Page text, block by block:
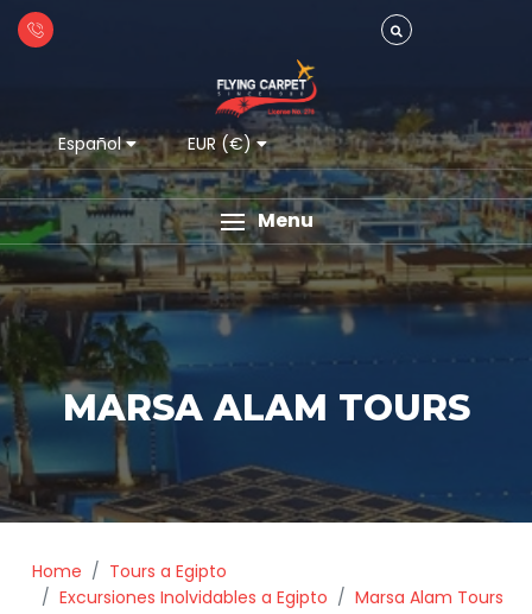
Español EUR (€)
Menu
MARSA ALAM TOURS
Home
Tours a Egipto
Excursiones Inolvidables a Egipto
Marsa Alam Tours